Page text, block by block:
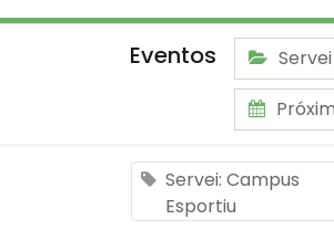
Eventos Servei
Servei: Campus
Esportiu